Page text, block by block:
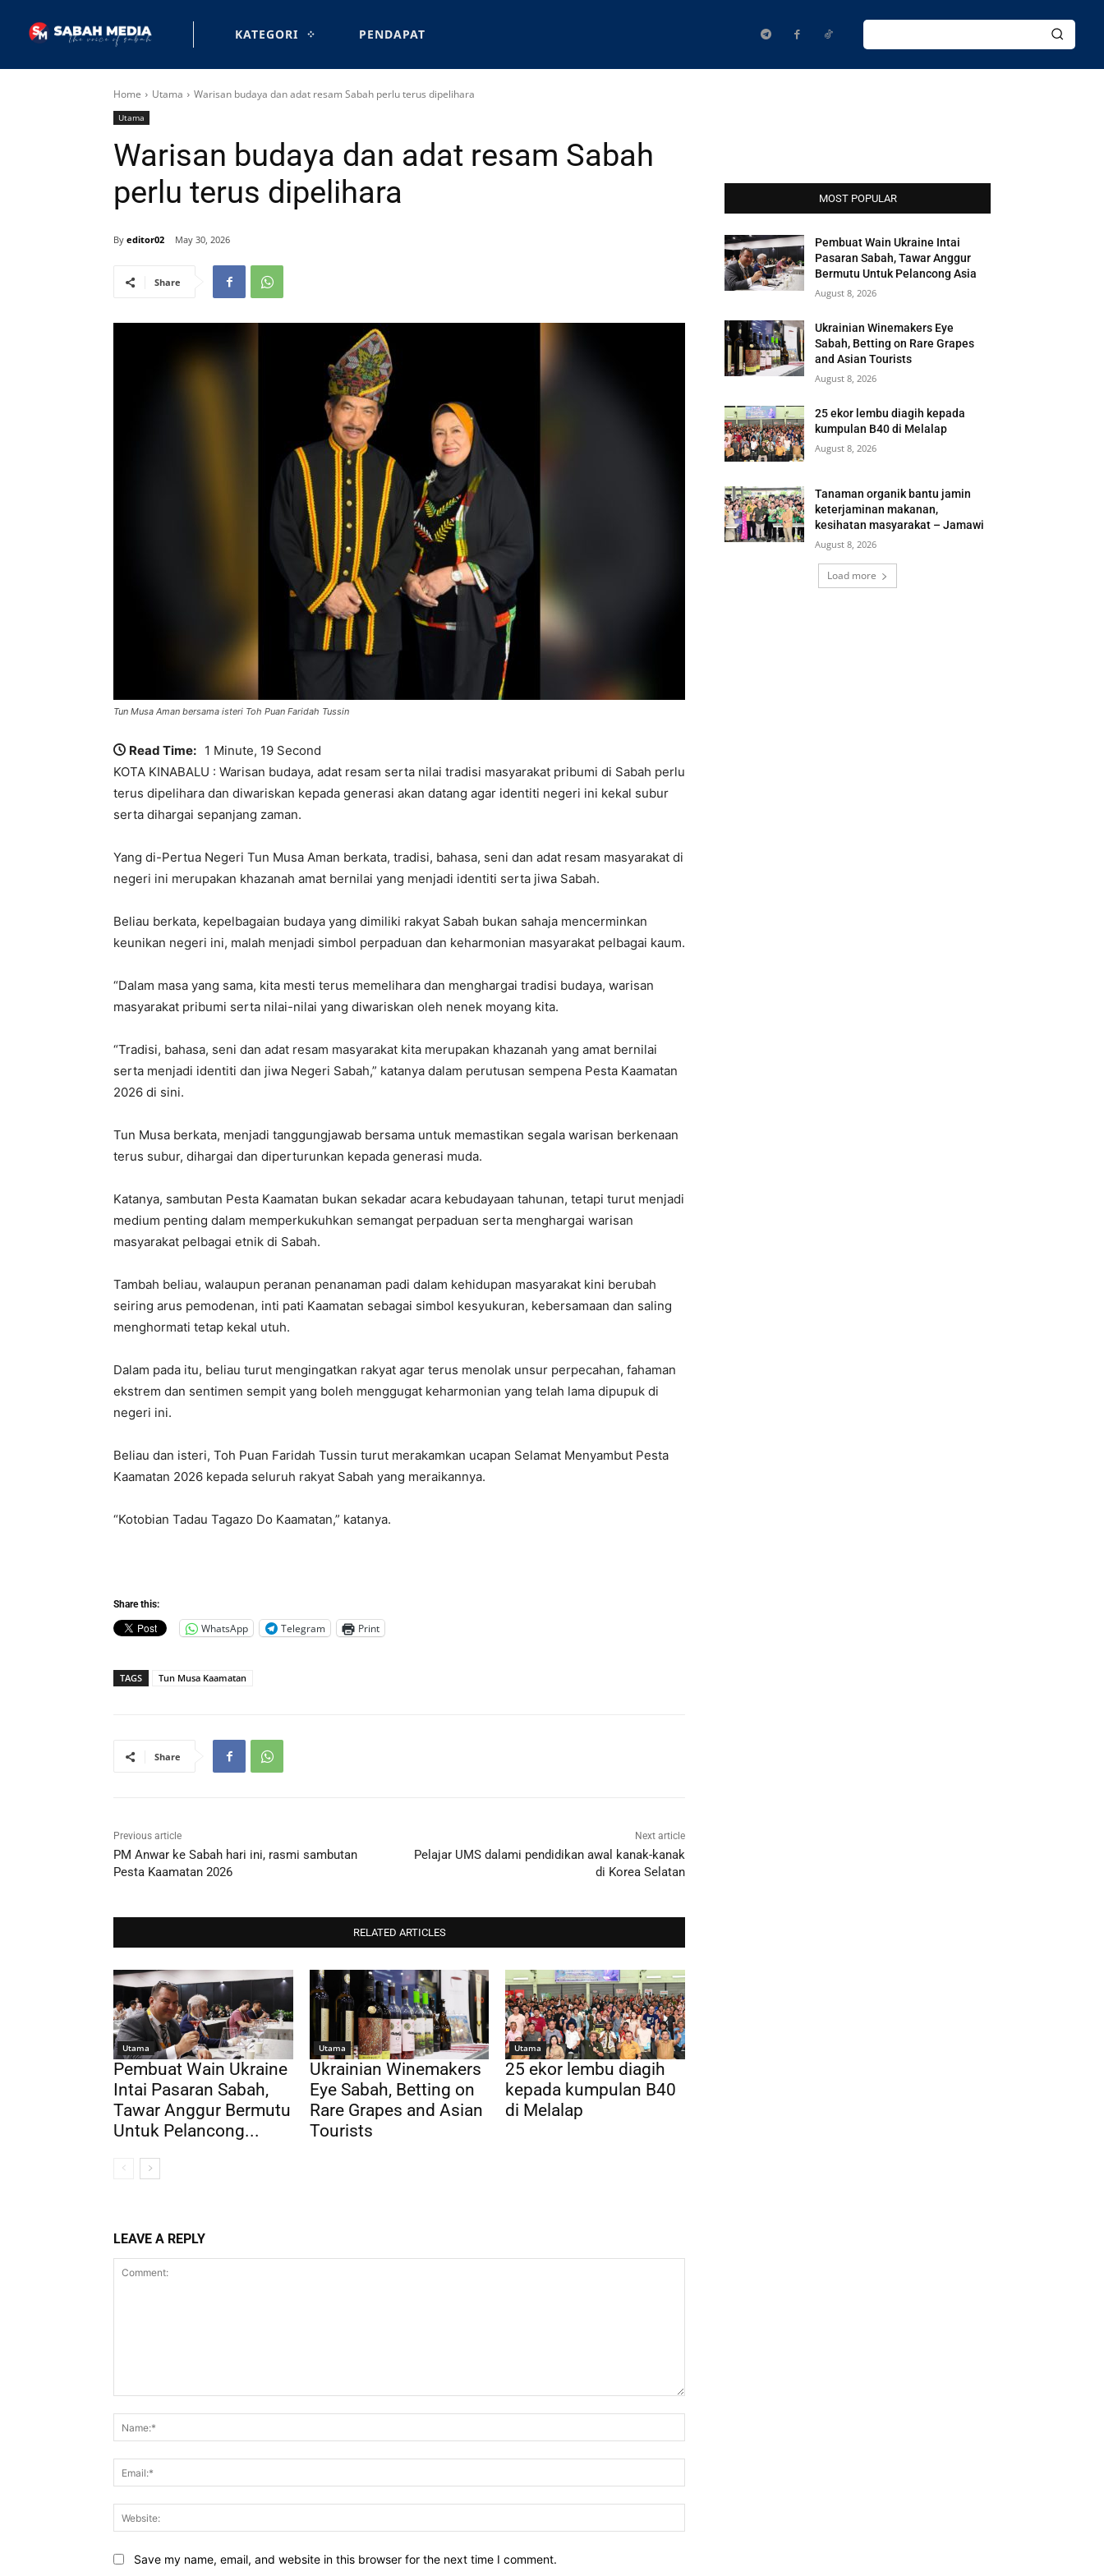
KATEGORI PENDAPAT
Home Utama Warisan budaya dan adat resam Sabah perlu terus dipelihara
Utama
Warisan budaya dan adat resam Sabah
perlu terus dipelihara
By editor02 May 30, 2026
Share
Tun Musa Aman bersama isteri Toh Puan Faridah Tussin
Read Time: 1 Minute, 19 Second
KOTA KINABALU : Warisan budaya, adat resam serta nilai tradisi masyarakat pribumi di Sabah perlu
terus dipelihara dan diwariskan kepada generasi akan datang agar identiti negeri ini kekal subur
serta dihargai sepanjang zaman.
Yang di-Pertua Negeri Tun Musa Aman berkata, tradisi, bahasa, seni dan adat resam masyarakat di
negeri ini merupakan khazanah amat bernilai yang menjadi identiti serta jiwa Sabah.
Beliau berkata, kepelbagaian budaya yang dimiliki rakyat Sabah bukan sahaja mencerminkan
keunikan negeri ini, malah menjadi simbol perpaduan dan keharmonian masyarakat pelbagai kaum.
“Dalam masa yang sama, kita mesti terus memelihara dan menghargai tradisi budaya, warisan
masyarakat pribumi serta nilai-nilai yang diwariskan oleh nenek moyang kita.
“Tradisi, bahasa, seni dan adat resam masyarakat kita merupakan khazanah yang amat bernilai
serta menjadi identiti dan jiwa Negeri Sabah,” katanya dalam perutusan sempena Pesta Kaamatan
2026 di sini.
Tun Musa berkata, menjadi tanggungjawab bersama untuk memastikan segala warisan berkenaan
terus subur, dihargai dan diperturunkan kepada generasi muda.
Katanya, sambutan Pesta Kaamatan bukan sekadar acara kebudayaan tahunan, tetapi turut menjadi
medium penting dalam memperkukuhkan semangat perpaduan serta menghargai warisan
masyarakat pelbagai etnik di Sabah.
Tambah beliau, walaupun peranan penanaman padi dalam kehidupan masyarakat kini berubah
seiring arus pemodenan, inti pati Kaamatan sebagai simbol kesyukuran, kebersamaan dan saling
menghormati tetap kekal utuh.
Dalam pada itu, beliau turut mengingatkan rakyat agar terus menolak unsur perpecahan, fahaman
ekstrem dan sentimen sempit yang boleh menggugat keharmonian yang telah lama dipupuk di
negeri ini.
Beliau dan isteri, Toh Puan Faridah Tussin turut merakamkan ucapan Selamat Menyambut Pesta
Kaamatan 2026 kepada seluruh rakyat Sabah yang meraikannya.
“Kotobian Tadau Tagazo Do Kaamatan,” katanya.
Share this:
WhatsApp Telegram Print
TAGS Tun Musa Kaamatan
Share
Previous article
PM Anwar ke Sabah hari ini, rasmi sambutan
Pesta Kaamatan 2026
Next article
Pelajar UMS dalami pendidikan awal kanak-kanak
di Korea Selatan
RELATED ARTICLES
Utama
Pembuat Wain Ukraine
Intai Pasaran Sabah,
Tawar Anggur Bermutu
Untuk Pelancong...
Utama
Ukrainian Winemakers
Eye Sabah, Betting on
Rare Grapes and Asian
Tourists
Utama
25 ekor lembu diagih
kepada kumpulan B40
di Melalap
LEAVE A REPLY
Save my name, email, and website in this browser for the next time I comment.
MOST POPULAR
Pembuat Wain Ukraine Intai
Pasaran Sabah, Tawar Anggur
Bermutu Untuk Pelancong Asia
August 8, 2026
Ukrainian Winemakers Eye
Sabah, Betting on Rare Grapes
and Asian Tourists
August 8, 2026
25 ekor lembu diagih kepada
kumpulan B40 di Melalap
August 8, 2026
Tanaman organik bantu jamin
keterjaminan makanan,
kesihatan masyarakat – Jamawi
August 8, 2026
Load more